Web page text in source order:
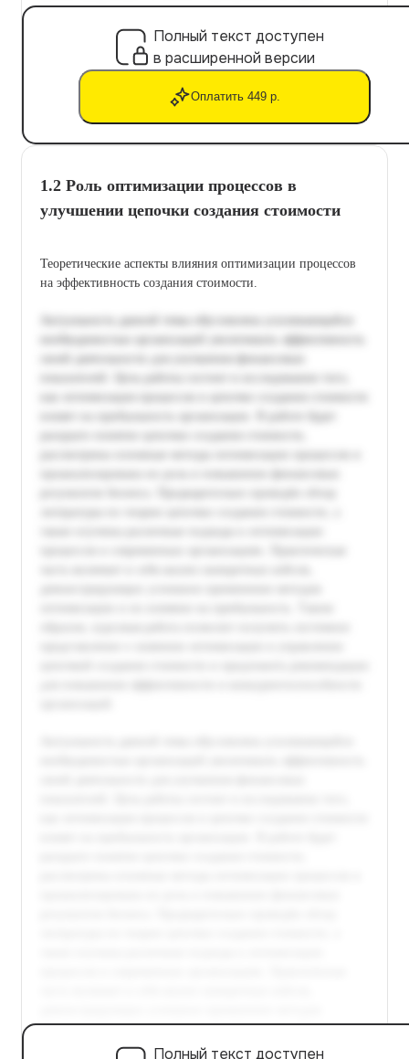
Полный текст доступен
в расширенной версии
Оплатить 449 р.
1.2 Роль оптимизации процессов в
улучшении цепочки создания стоимости
Теоретические аспекты влияния оптимизации процессов
на эффективность создания стоимости.
Полный текст доступен